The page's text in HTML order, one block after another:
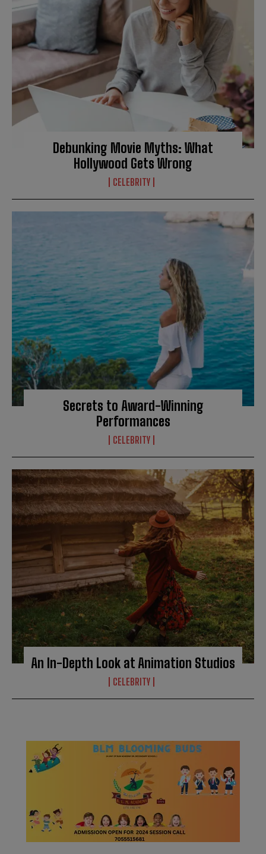
Debunking Movie Myths: What
Hollywood Gets Wrong
CELEBRITY
Secrets to Award-Winning
Performances
CELEBRITY
An In-Depth Look at Animation Studios
CELEBRITY